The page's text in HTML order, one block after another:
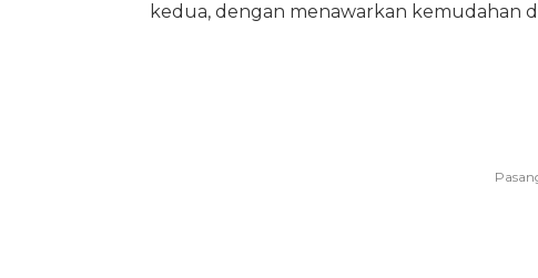
kedua, dengan menawarkan kemudahan